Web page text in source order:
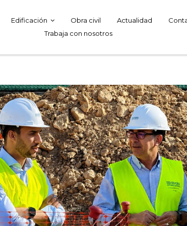
Edificación Obra civil Actualidad
Trabaja con nosotros